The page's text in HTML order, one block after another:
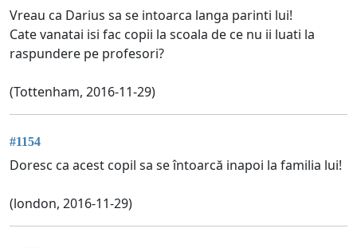
Vreau ca Darius sa se intoarca langa parinti lui!
Cate vanatai isi fac copii la scoala de ce nu ii luati la
raspundere pe profesori?
(Tottenham, 2016-11-29)
#1154
Doresc ca acest copil sa se întoarcă inapoi la familia lui!
(london, 2016-11-29)